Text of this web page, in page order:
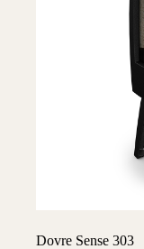
Dovre Sense 303